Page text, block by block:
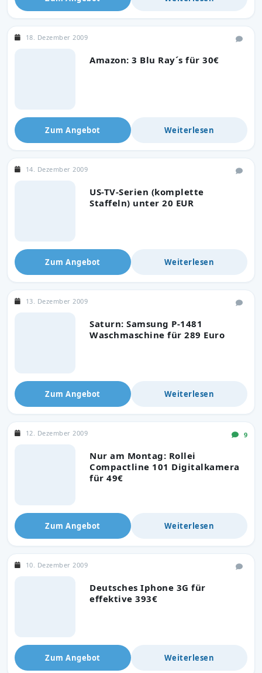
Amazon: 3 Blu Ray´s für 30€
18. Dezember 2009
Zum Angebot Weiterlesen
US-TV-Serien (komplette
Staffeln) unter 20 EUR
14. Dezember 2009
Zum Angebot Weiterlesen
Saturn: Samsung P-1481
Waschmaschine für 289 Euro
13. Dezember 2009
Zum Angebot Weiterlesen
Nur am Montag: Rollei
Compactline 101 Digitalkamera
für 49€
12. Dezember 2009 9
Zum Angebot Weiterlesen
Deutsches Iphone 3G für
effektive 393€
10. Dezember 2009
Zum Angebot Weiterlesen